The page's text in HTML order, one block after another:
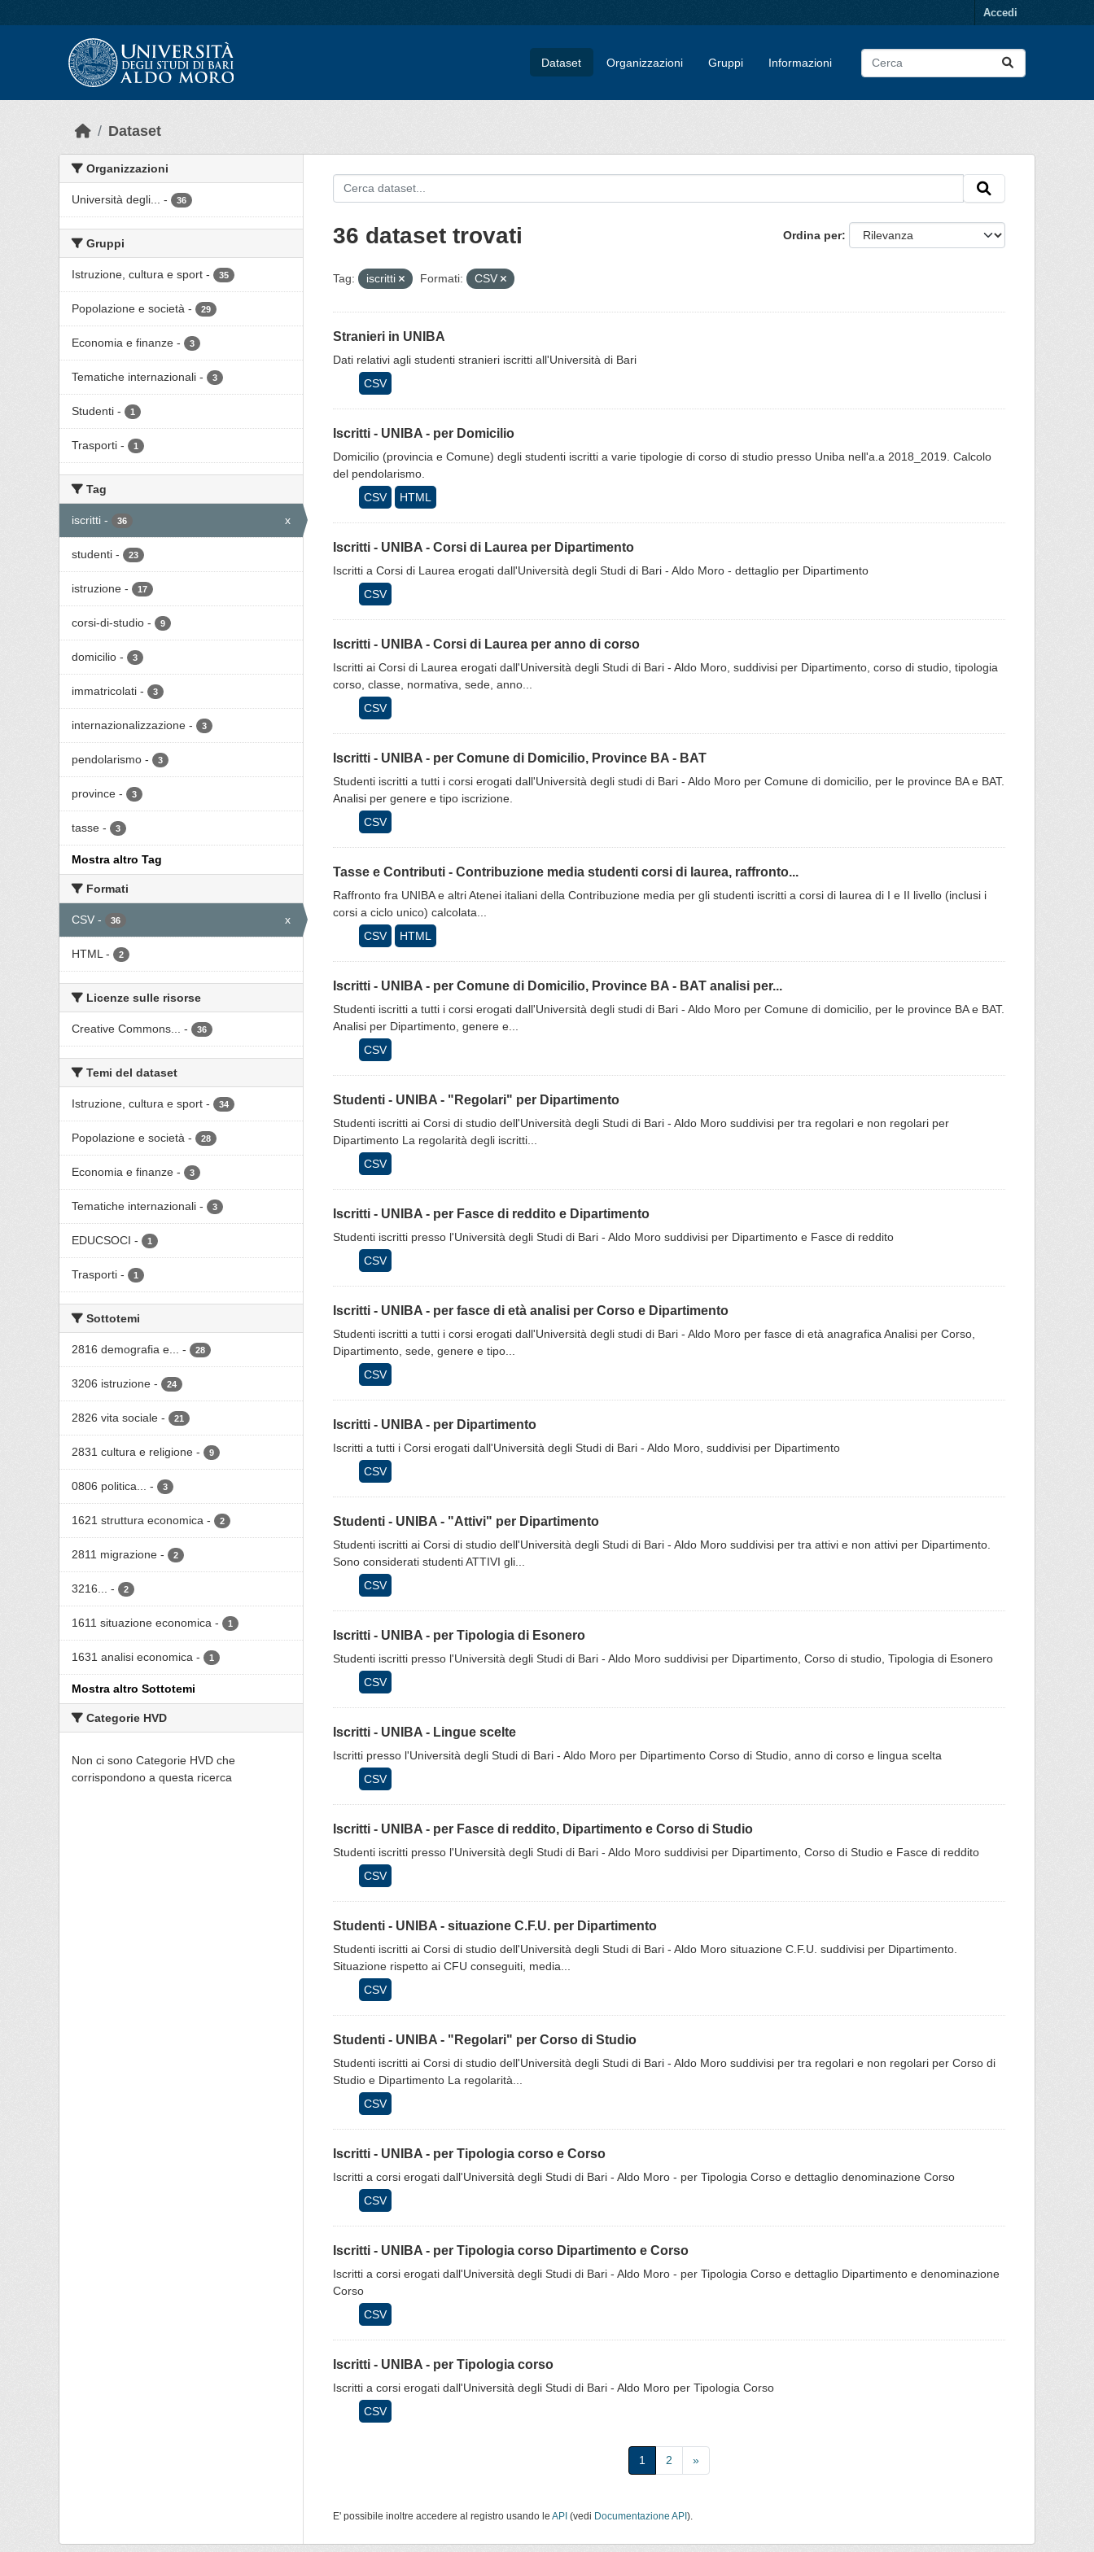
Accedi
Dataset Organizzazioni Gruppi Informazioni
Dataset
Organizzazioni
Università degli... - 36
Gruppi
Istruzione, cultura e sport - 35
Popolazione e società - 29
Economia e finanze - 3
Tematiche internazionali - 3
Studenti - 1
Trasporti - 1
Tag
iscritti - 36 x
studenti - 23
istruzione - 17
corsi-di-studio - 9
domicilio - 3
immatricolati - 3
internazionalizzazione - 3
pendolarismo - 3
province - 3
tasse - 3
Mostra altro Tag
Formati
CSV - 36 x
HTML - 2
Licenze sulle risorse
Creative Commons... - 36
Temi del dataset
Istruzione, cultura e sport - 34
Popolazione e società - 28
Economia e finanze - 3
Tematiche internazionali - 3
EDUCSOCI - 1
Trasporti - 1
Sottotemi
2816 demografia e... - 28
3206 istruzione - 24
2826 vita sociale - 21
2831 cultura e religione - 9
0806 politica... - 3
1621 struttura economica - 2
2811 migrazione - 2
3216... - 2
1611 situazione economica - 1
1631 analisi economica - 1
Mostra altro Sottotemi
Categorie HVD
Non ci sono Categorie HVD che
corrispondono a questa ricerca
Ordina per
36 dataset trovati
Tag: iscritti Formati: CSV
Stranieri in UNIBA
Dati relativi agli studenti stranieri iscritti all'Università di Bari
CSV
Iscritti - UNIBA - per Domicilio
Domicilio (provincia e Comune) degli studenti iscritti a varie tipologie di corso di studio presso Uniba nell'a.a 2018_2019. Calcolo
del pendolarismo.
CSV
HTML
Iscritti - UNIBA - Corsi di Laurea per Dipartimento
Iscritti a Corsi di Laurea erogati dall'Università degli Studi di Bari - Aldo Moro - dettaglio per Dipartimento
CSV
Iscritti - UNIBA - Corsi di Laurea per anno di corso
Iscritti ai Corsi di Laurea erogati dall'Università degli Studi di Bari - Aldo Moro, suddivisi per Dipartimento, corso di studio, tipologia
corso, classe, normativa, sede, anno...
CSV
Iscritti - UNIBA - per Comune di Domicilio, Province BA - BAT
Studenti iscritti a tutti i corsi erogati dall'Università degli studi di Bari - Aldo Moro per Comune di domicilio, per le province BA e BAT.
Analisi per genere e tipo iscrizione.
CSV
Tasse e Contributi - Contribuzione media studenti corsi di laurea, raffronto...
Raffronto fra UNIBA e altri Atenei italiani della Contribuzione media per gli studenti iscritti a corsi di laurea di I e II livello (inclusi i
corsi a ciclo unico) calcolata...
CSV
HTML
Iscritti - UNIBA - per Comune di Domicilio, Province BA - BAT analisi per...
Studenti iscritti a tutti i corsi erogati dall'Università degli studi di Bari - Aldo Moro per Comune di domicilio, per le province BA e BAT.
Analisi per Dipartimento, genere e...
CSV
Studenti - UNIBA - "Regolari" per Dipartimento
Studenti iscritti ai Corsi di studio dell'Università degli Studi di Bari - Aldo Moro suddivisi per tra regolari e non regolari per
Dipartimento La regolarità degli iscritti...
CSV
Iscritti - UNIBA - per Fasce di reddito e Dipartimento
Studenti iscritti presso l'Università degli Studi di Bari - Aldo Moro suddivisi per Dipartimento e Fasce di reddito
CSV
Iscritti - UNIBA - per fasce di età analisi per Corso e Dipartimento
Studenti iscritti a tutti i corsi erogati dall'Università degli studi di Bari - Aldo Moro per fasce di età anagrafica Analisi per Corso,
Dipartimento, sede, genere e tipo...
CSV
Iscritti - UNIBA - per Dipartimento
Iscritti a tutti i Corsi erogati dall'Università degli Studi di Bari - Aldo Moro, suddivisi per Dipartimento
CSV
Studenti - UNIBA - "Attivi" per Dipartimento
Studenti iscritti ai Corsi di studio dell'Università degli Studi di Bari - Aldo Moro suddivisi per tra attivi e non attivi per Dipartimento.
Sono considerati studenti ATTIVI gli...
CSV
Iscritti - UNIBA - per Tipologia di Esonero
Studenti iscritti presso l'Università degli Studi di Bari - Aldo Moro suddivisi per Dipartimento, Corso di studio, Tipologia di Esonero
CSV
Iscritti - UNIBA - Lingue scelte
Iscritti presso l'Università degli Studi di Bari - Aldo Moro per Dipartimento Corso di Studio, anno di corso e lingua scelta
CSV
Iscritti - UNIBA - per Fasce di reddito, Dipartimento e Corso di Studio
Studenti iscritti presso l'Università degli Studi di Bari - Aldo Moro suddivisi per Dipartimento, Corso di Studio e Fasce di reddito
CSV
Studenti - UNIBA - situazione C.F.U. per Dipartimento
Studenti iscritti ai Corsi di studio dell'Università degli Studi di Bari - Aldo Moro situazione C.F.U. suddivisi per Dipartimento.
Situazione rispetto ai CFU conseguiti, media...
CSV
Studenti - UNIBA - "Regolari" per Corso di Studio
Studenti iscritti ai Corsi di studio dell'Università degli Studi di Bari - Aldo Moro suddivisi per tra regolari e non regolari per Corso di
Studio e Dipartimento La regolarità...
CSV
Iscritti - UNIBA - per Tipologia corso e Corso
Iscritti a corsi erogati dall'Università degli Studi di Bari - Aldo Moro - per Tipologia Corso e dettaglio denominazione Corso
CSV
Iscritti - UNIBA - per Tipologia corso Dipartimento e Corso
Iscritti a corsi erogati dall'Università degli Studi di Bari - Aldo Moro - per Tipologia Corso e dettaglio Dipartimento e denominazione
Corso
CSV
Iscritti - UNIBA - per Tipologia corso
Iscritti a corsi erogati dall'Università degli Studi di Bari - Aldo Moro per Tipologia Corso
CSV
1 2 »
E' possibile inoltre accedere al registro usando le API (vedi Documentazione API ).